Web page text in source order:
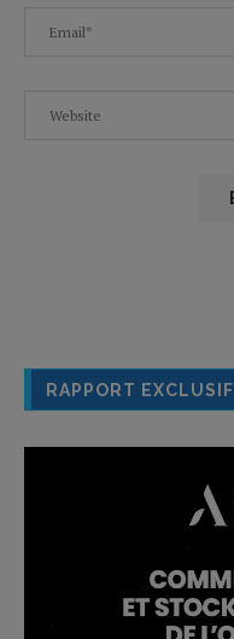
RAPPORT EXCLUSIF